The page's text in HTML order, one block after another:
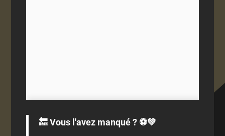
🔙 Vous l'avez manqué ? ⚽️💚